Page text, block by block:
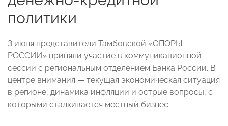
политики
3 июня представители Тамбовской «ОПОРЫ
РОССИИ» приняли участие в коммуникационной
сессии с региональным отделением Банка России. В
центре внимания — текущая экономическая ситуация
в регионе, динамика инфляции и острые вопросы, с
которыми сталкивается местный бизнес.